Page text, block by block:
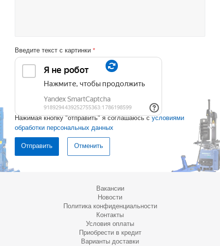
Введите текст с картинки *
Нажимая кнопку "отправить" я соглашаюсь с условиями
обработки персональных данных
Отменить
Вакансии
Новости
Политика конфиденциальности
Контакты
Условия оплаты
Приобрести в кредит
Варианты доставки